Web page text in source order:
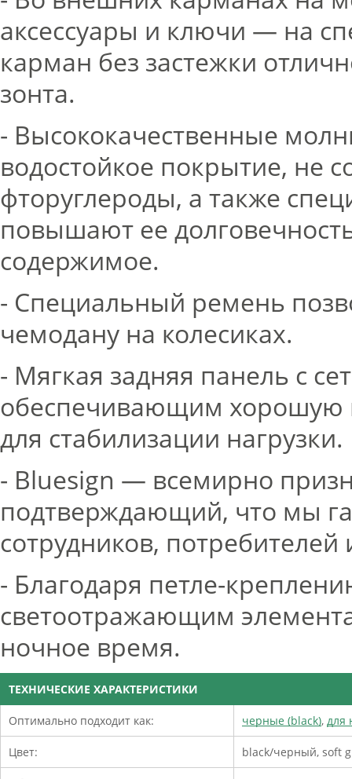
аксессуары и ключи — на
карман без застежки
зонта.
- Высококачественные
водостойкое покрытие, не
фторуглероды, а также
повышают ее
содержимое.
- Специальный ремень
чемодану на колесиках.
- Мягкая задняя панель с
обеспечивающим хорошую
для стабилизации нагрузки.
- Bluesign — всемирно
подтверждающий, что мы
сотрудников,
- Благодаря петле-
светоотражающим
ночное время.
ТЕХНИЧЕСКИЕ ХАРАКТЕРИСТИКИ
Оптимально подходит как: черные (black), для
Цвет: black/черный, soft